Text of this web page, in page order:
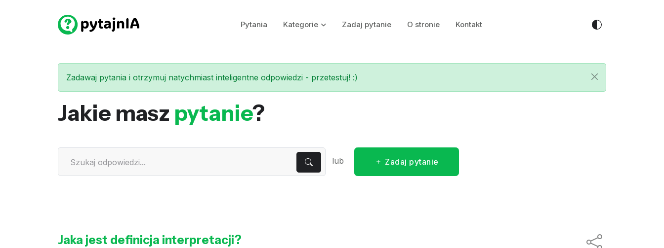
Pytania Kategorie Zadaj pytanie O stronie Kontakt
Zadawaj pytania i otrzymuj natychmiast inteligentne odpowiedzi - przetestuj! :)
Jakie masz pytanie?
lub Zadaj pytanie
Jaka jest definicja interpretacji?